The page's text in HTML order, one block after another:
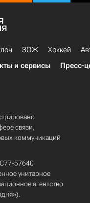
ЗОЖ Хоккей
и сервисы Пресс-
связи,
коммуникаций
57640
унитарное
агентство